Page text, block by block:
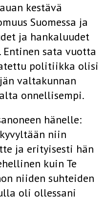
kestävä
Suomessa ja
ja hankaluudet
sata vuotta
politiikka olisi
valtakun­nan
onnellisempi.
hänelle:
niin
ja erityisesti hän
kuin Te
niiden suhtei­den
oli ollessani